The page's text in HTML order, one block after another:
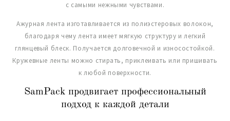
с самыми нежными чувствами.
Ажурная лента изготавливается из полиэстеровых волокон,
благодаря чему лента имеет мягкую структуру и легкий
глянцевый блеск. Получается долговечной и износостойкой.
Кружевные ленты можно стирать, приклеивать или пришивать
к любой поверхности.
SamPack продвигает профессиональный
подход к каждой детали